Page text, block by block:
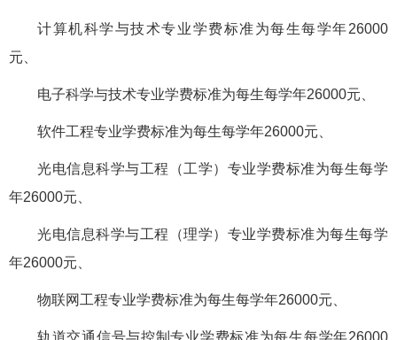
计算机科学与技术专业学费标准为每生每学年26000
元、
电子科学与技术专业学费标准为每生每学年26000元、
软件工程专业学费标准为每生每学年26000元、
光电信息科学与工程（工学）专业学费标准为每生每学
年26000元、
光电信息科学与工程（理学）专业学费标准为每生每学
年26000元、
物联网工程专业学费标准为每生每学年26000元、
轨道交通信号与控制专业学费标准为每生每学年26000